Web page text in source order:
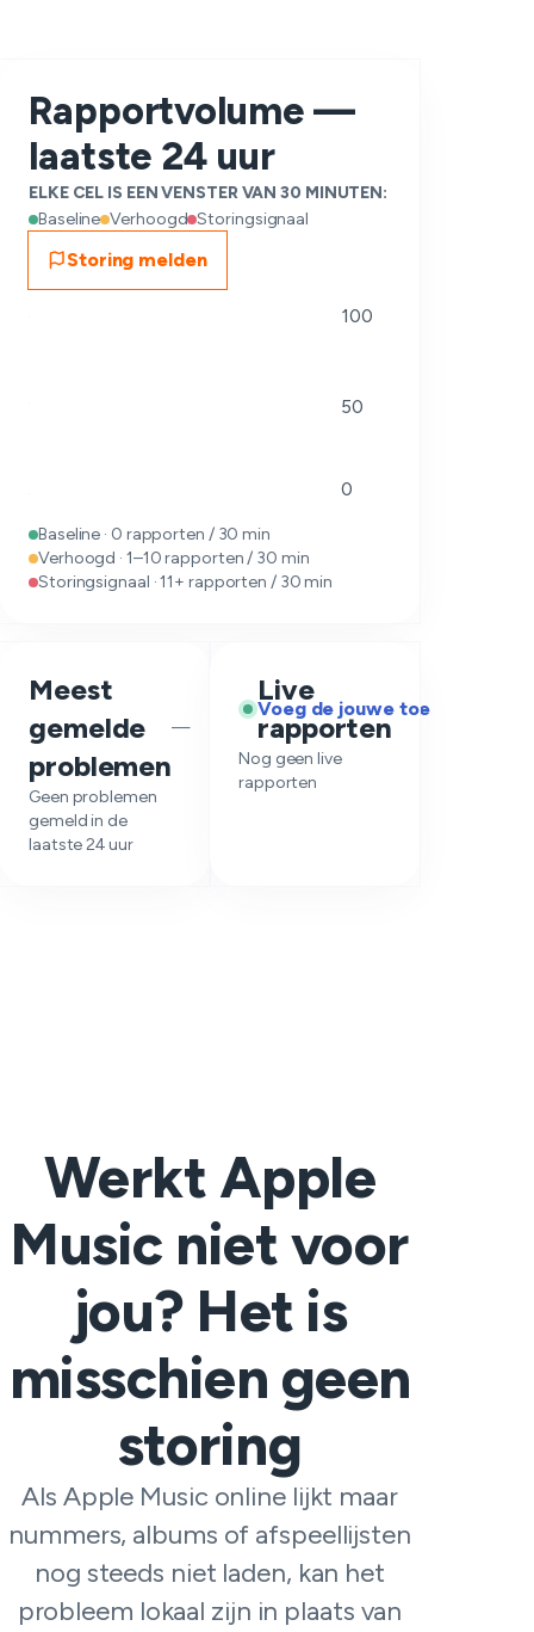
Rapportvolume —
laatste 24 uur
ELKE CEL IS EEN VENSTER VAN 30 MINUTEN:
Baseline Verhoogd Storingsignaal
Storing melden
100
50
0
Baseline · 0 rapporten / 30 min
Verhoogd · 1–10 rapporten / 30 min
Storingsignaal · 11+ rapporten / 30 min
Meest
gemelde
problemen
—
Geen problemen
gemeld in de
laatste 24 uur
Live
rapporten
Voeg de jouwe toe
Nog geen live
rapporten
Werkt Apple
Music niet voor
jou? Het is
misschien geen
storing
Als Apple Music online lijkt maar
nummers, albums of afspeellijsten
nog steeds niet laden, kan het
probleem lokaal zijn in plaats van